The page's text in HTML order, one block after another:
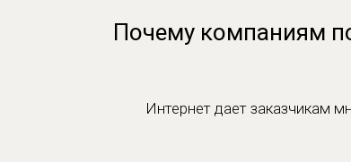
Почему компаниям
Интернет дает заказчикам